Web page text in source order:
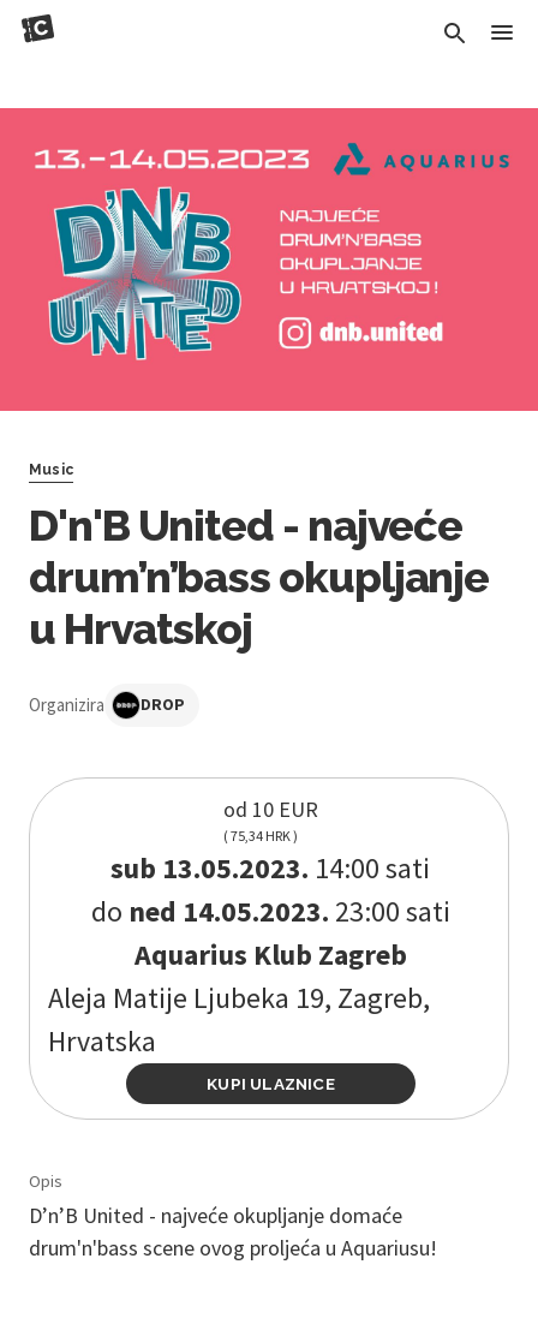
Music
D'n'B United - najveće
drum’n’bass okupljanje
u Hrvatskoj
Organizira DROP
od 10 EUR
( 75,34 HRK )
sub 13.05.2023. 14:00 sati
do ned 14.05.2023. 23:00 sati
Aquarius Klub Zagreb
Aleja Matije Ljubeka 19, Zagreb,
Hrvatska
KUPI ULAZNICE
Opis
D’n’B United - najveće okupljanje domaće
drum'n'bass scene ovog proljeća u Aquariusu!